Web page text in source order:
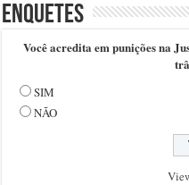
Enquetes
Você acredita em punições na
SIM
NÃO